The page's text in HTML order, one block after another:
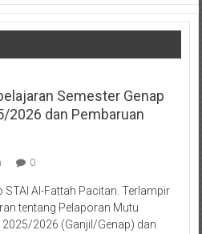
Semester Genap
2026 dan Pembaruan
0
STAI Al-Fattah Pacitan. Terlampir
tentang Pelaporan Mutu
2026 (Ganjil/Genap) dan